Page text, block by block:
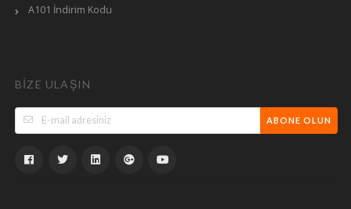
A101 İndirim Kodu
BIZE ULAŞIN
ABONE OLUN